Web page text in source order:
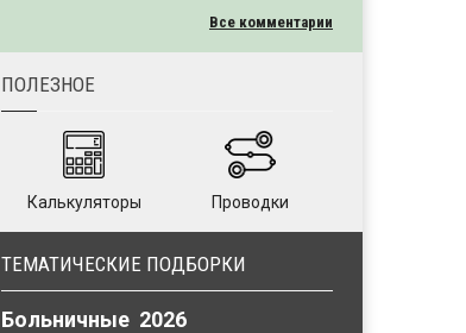
Все комментарии
ПОЛЕЗНОЕ
Калькуляторы Проводки
ТЕМАТИЧЕСКИЕ ПОДБОРКИ
Больничные 2026